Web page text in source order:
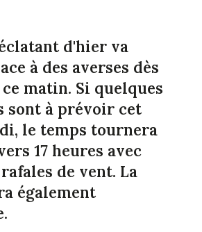
d'hier va
à des averses dès
ce matin. Si quelques
sont à prévoir cet
le temps tournera
17 heures avec
de vent. La
également